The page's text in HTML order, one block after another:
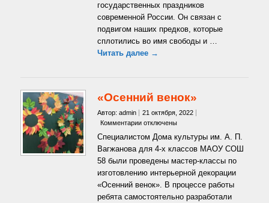
государственных праздников
современной России. Он связан с
подвигом наших предков, которые
сплотились во имя свободы и …
Читать далее →
«Осенний венок»
Автор: admin
21 октября, 2022
Комментариик
записи
«Осенний
венок»
отключены
Специалистом Дома культуры им. А. П.
Вагжанова для 4-х классов МАОУ СОШ
58 были проведены мастер-классы по
изготовлению интерьерной декорации
«Осенний венок». В процессе работы
ребята самостоятельно разработали